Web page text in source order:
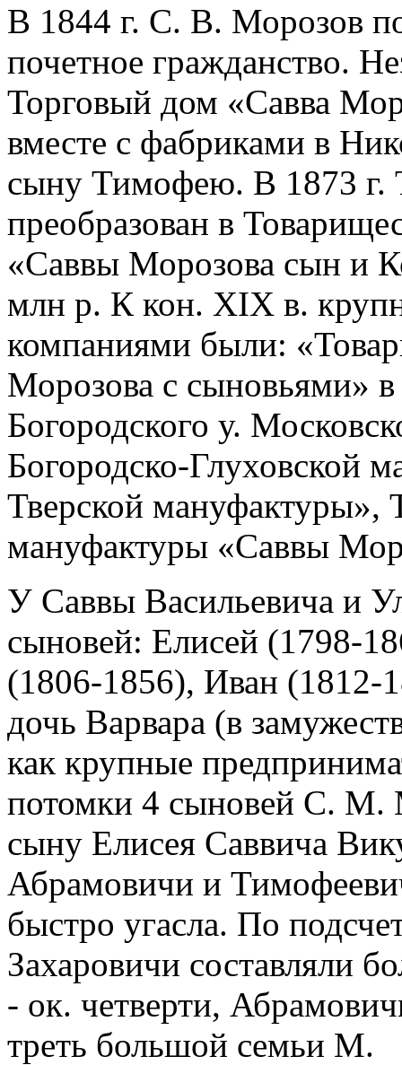
В 1844 г. С. В. Морозов
почетное гражданство.
Торговый дом «Савва
вместе с фабриками в
сыну Тимофею. В 1873 г.
преобразован в
«Саввы Морозова сын и
млн р. К кон. XIX в.
компаниями были:
Морозова с сыновьями»
Богородского у.
Богородско-Глуховской
Тверской мануфактуры»,
мануфактуры «Саввы
У Саввы Васильевича и
сыновей: Елисей (1798-
(1806-1856), Иван
дочь Варвара (в
как крупные
потомки 4 сыновей С. М.
сыну Елисея Саввича
Абрамовичи и
быстро угасла. По
Захаровичи составляли
- ок. четверти,
треть большой семьи М.